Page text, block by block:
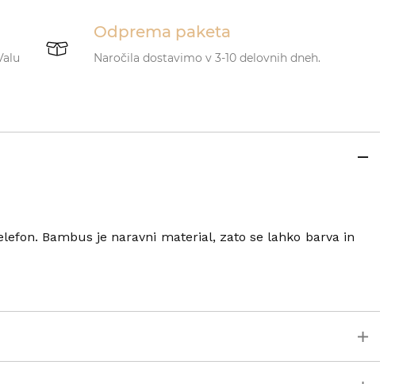
Odprema paketa
Naročila dostavimo v 3-10 delovnih dneh.
Bambus je naravni material, zato se lahko barva in